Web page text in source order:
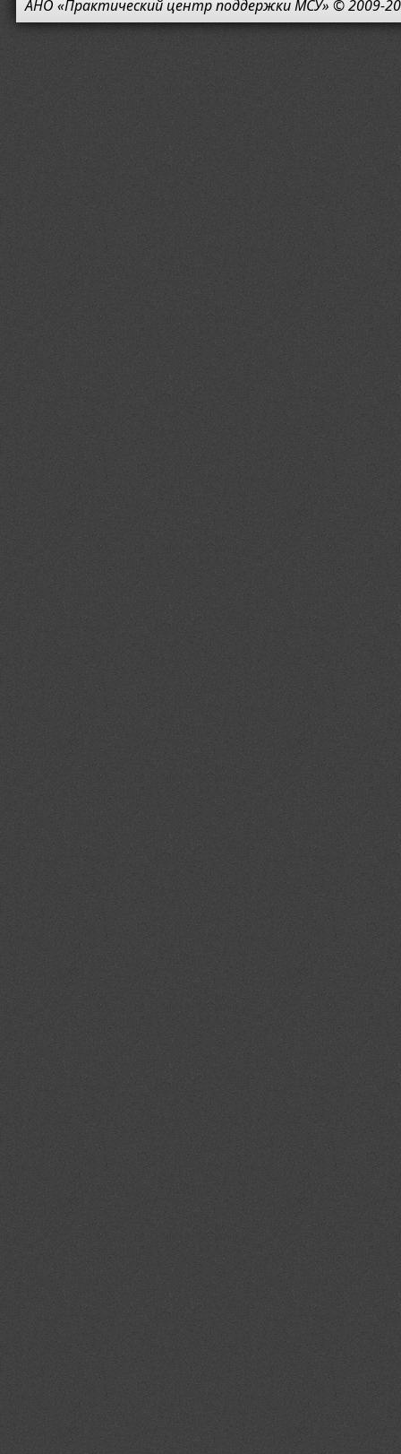
АНО «Практический центр поддержки МСУ» © 2009-